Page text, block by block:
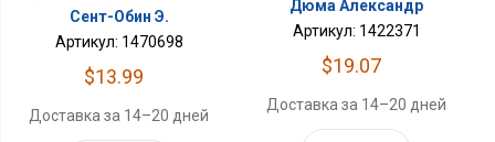
Сент-Обин Э.
Артикул: 1470698
$13.99
Доставка за 14–20 дней
Дюма Александр
Артикул: 1422371
$19.07
Доставка за 14–20 дней